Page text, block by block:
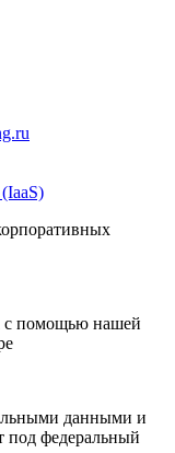
с помощью нашей
данными и
под федеральный